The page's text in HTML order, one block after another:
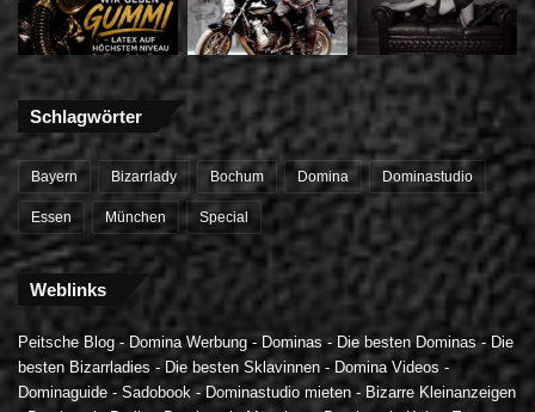
Schlagwörter
Bayern Bizarrlady Bochum Domina Dominastudio
Essen München Special
Weblinks
Peitsche Blog- Domina Werbung- Dominas - Die besten Dominas- Die
besten Bizarrladies - Die besten Sklavinnen - Domina Videos -
Dominaguide - Sadobook -Dominastudio mieten - Bizarre Kleinanzeigen